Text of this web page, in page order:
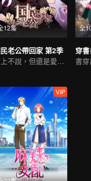
12集
老公帶回家 第2季
嘴上不說，但還是愛着你
全
穿
書
VIP